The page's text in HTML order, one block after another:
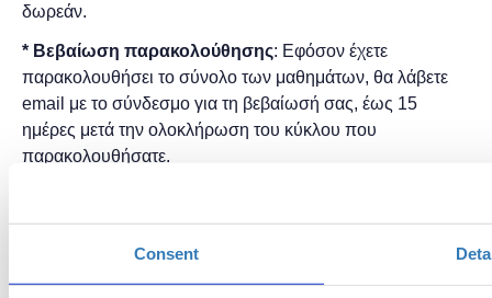
Consent
δωρεάν.
* Bεβαίωση παρακολούθησης: Εφόσον έχετε
παρακολουθήσει το σύνολο των μαθημάτων, θα λάβετε
email με το σύνδεσμο για τη βεβαίωσή σας, έως 15
ημέρες μετά την ολοκλήρωση του κύκλου που
παρακολουθήσατε.
σύγχρονη online παρουσία από laptop ή desktop μέσω
Microsoft Teams.
*Ένας πλήρης εκπαιδευτικός κύκλος του προγράμματος